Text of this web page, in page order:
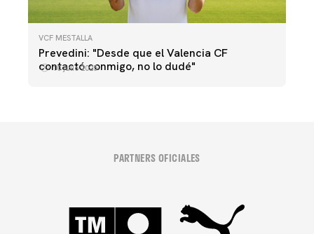
VCF MESTALLA
Prevedini: "Desde que el Valencia CF
contactó conmigo, no lo dudé"
10 julio 2025
PARTNERS OFICIALES